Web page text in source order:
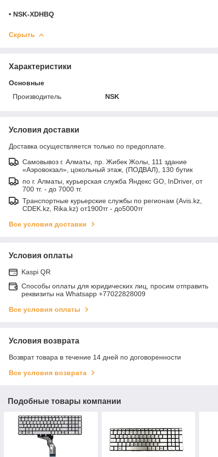
• NSK-XDHBQ
Скрыть
Характеристики
Основные
Производитель
NSK
Условия доставки
Доставка осуществляется только по предоплате.
Самовывоз г. Алматы, пр. Жибек Жолы, 111 здание
«Аэровокзал», цокольный этаж, (ПОДВАЛ), 130 бутик
по г. Алматы, курьерская служба Яндекс GO, InDriver, от
700 тг. - до 7000 тг.
Транспортные курьерские службы по регионам (Avis.kz,
CDEK.kz, Rika.kz) от1900тг - до5000тг
Все условия доставки
Условия оплаты
Kaspi QR
Способы оплаты для юридических лиц, просим отправить
реквизиты на Whatsapp +77022828009
Все условия оплаты
Условия возврата
Возврат товара в течение 14 дней по договоренности
Все условия возврата
Подобные товары компании